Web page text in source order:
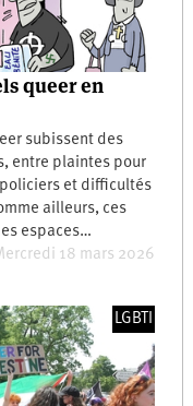
Expositions
Livres
Musique
queer en
subissent des
entre plaintes pour
et difficultés
ailleurs, ces
espaces…
18 mars 2026
LGBTI